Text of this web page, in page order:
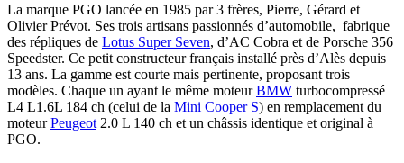
La marque PGO lancée en 1985 par 3 frères, Pierre, Gérard et
Olivier Prévot. Ses trois artisans passionnés d’automobile, fabrique
des répliques de Lotus Super Seven, d’AC Cobra et de Porsche 356
Speedster. Ce petit constructeur français installé près d’Alès depuis
13 ans. La gamme est courte mais pertinente, proposant trois
modèles. Chaque un ayant le même moteurBMW turbocompressé
L4 L1.6L 184 ch (celui de la Mini Cooper S) en remplacement du
moteurPeugeot 2.0 L 140 ch et un châssis identique et original à
PGO.